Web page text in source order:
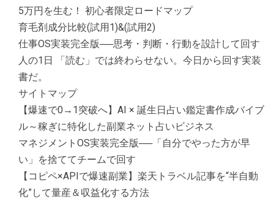
5万円を生む！ 初心者限定ロードマップ
育毛剤成分比較(試用1)&(試用2)
仕事OS実装完全版──思考・判断・行動を設計して回す
人の1日 「読む」では終わらせない。今日から回す実装
書だ。
サイトマップ
【爆速で0→1突破へ】AI × 誕生日占い鑑定書作成バイブ
ル～稼ぎに特化した副業ネット占いビジネス
マネジメントOS実装完全版──「自分でやった方が早
い」を捨ててチームで回す
【コピペ×APIで爆速副業】楽天トラベル記事を“半自動
化”して量産＆収益化する方法